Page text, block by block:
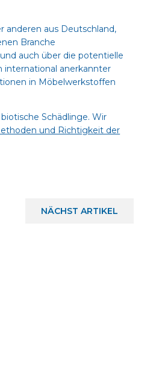
anderen aus Deutschland,
Branche
auch über die potentielle
international anerkannter
in Möbelwerkstoffen
Schädlinge. Wir
und Richtigkeit der
NÄCHST ARTIKEL